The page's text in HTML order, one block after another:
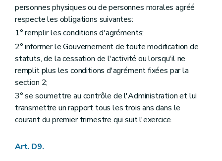
personnes physiques ou de personnes morales agréé
respecte les obligations suivantes:
1° remplir les conditions d'agréments;
2° informer le Gouvernement de toute modification de
statuts, de la cessation de l'activité ou lorsqu'il ne
remplit plus les conditions d'agrément fixées par la
section 2;
3° se soumettre au contrôle de l'Administration et lui
transmettre un rapport tous les trois ans dans le
courant du premier trimestre qui suit l'exercice.
Art. D9.